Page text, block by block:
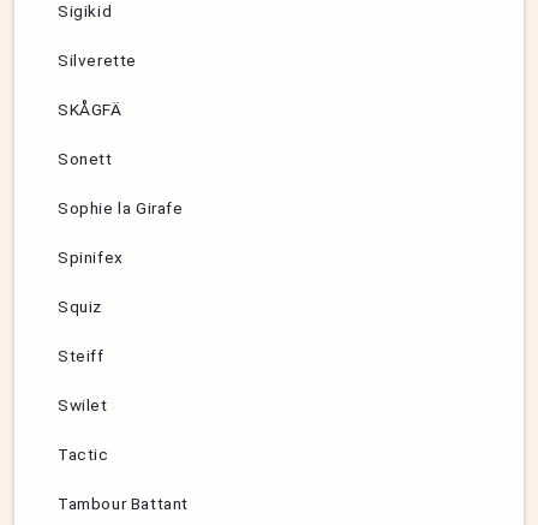
Sigikid
Silverette
SKÅGFÄ
Sonett
Sophie la Girafe
Spinifex
Squiz
Steiff
Swilet
Tactic
Tambour Battant